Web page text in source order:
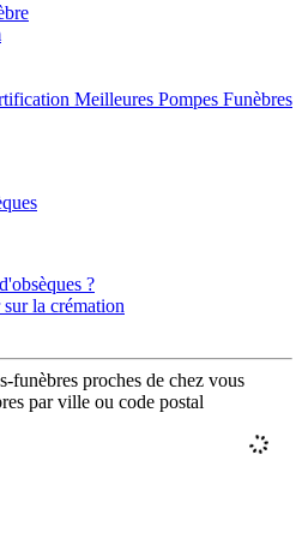
Meilleures Pompes Funèbres
?
la crémation
funèbres proches de chez vous
par ville ou code postal